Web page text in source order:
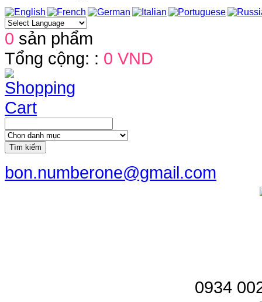
0 sản phẩm
Tổng cộng: : 0 VND
Tìm kiếm
bon.numberone@gmail.com
0934